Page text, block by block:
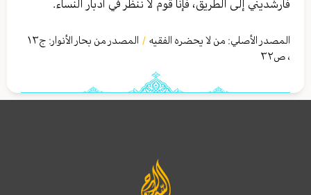
فأرشديني إلى الطريق، فإنّا قوم لا ننظر في أدبار النساء.
المصدر الأصلي: من لا یحضره الفقیه / المصدر من بحار الأنوار: ج١٣
، ص٣٢